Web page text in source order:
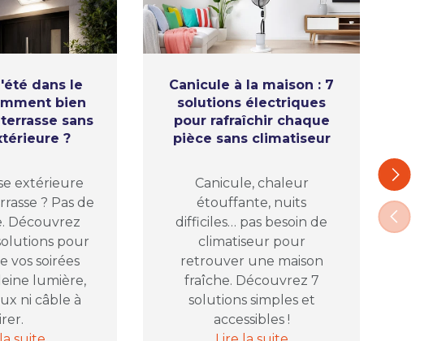
dans le
bien
sans
?
extérieure
? Pas de
Découvrez
pour
vos soirées
lumière,
ni câble à
Canicule à la maison : 7
solutions électriques
pour rafraîchir chaque
pièce sans climatiseur
Canicule, chaleur
étouffante, nuits
difficiles… pas besoin de
climatiseur pour
retrouver une maison
fraîche. Découvrez 7
solutions simples et
accessibles !
Suivant